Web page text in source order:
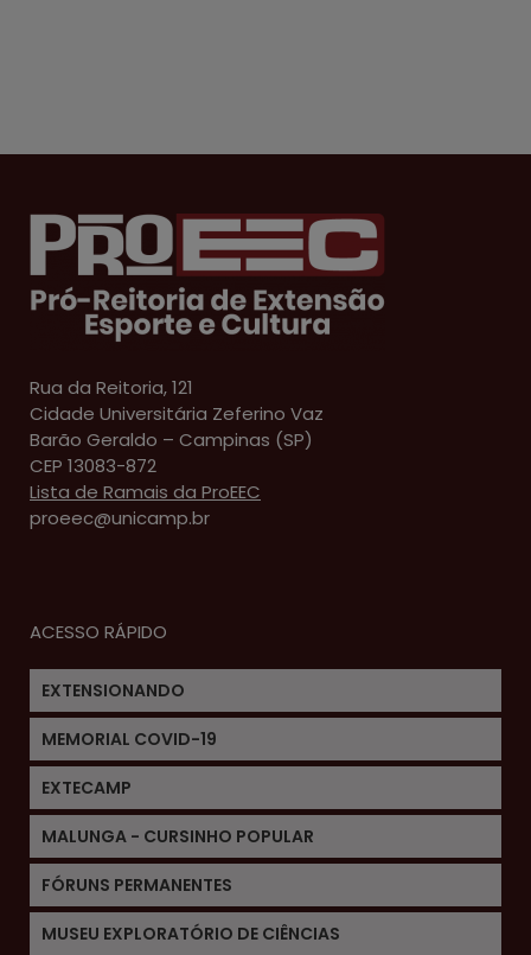
Rua da Reitoria, 121
Cidade Universitária Zeferino Vaz
Barão Geraldo – Campinas (SP)
CEP 13083-872
Lista de Ramais da ProEEC
proeec@unicamp.br
ACESSO RÁPIDO
EXTENSIONANDO
MEMORIAL COVID-19
EXTECAMP
MALUNGA - CURSINHO POPULAR
FÓRUNS PERMANENTES
MUSEU EXPLORATÓRIO DE CIÊNCIAS